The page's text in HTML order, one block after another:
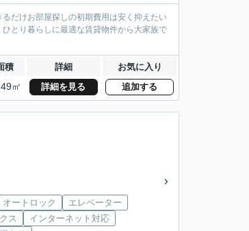
だけお部屋探しの初期費用は安く抑えたい
とり暮らしに最適な賃貸物件から大家族で
積 詳細 お気に入り
㎡ 詳細を見る 追加する
オートロック
エレベーター
ス
インターネット対応